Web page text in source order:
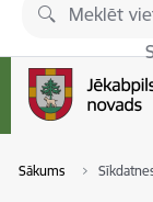
Pāriet uz lapas
Sākums